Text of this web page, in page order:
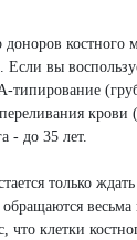
доноров
Если вы
типирование
- до 35 лет.
только
клетки